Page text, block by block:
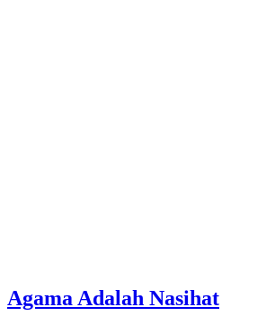
Agama Adalah Nasihat